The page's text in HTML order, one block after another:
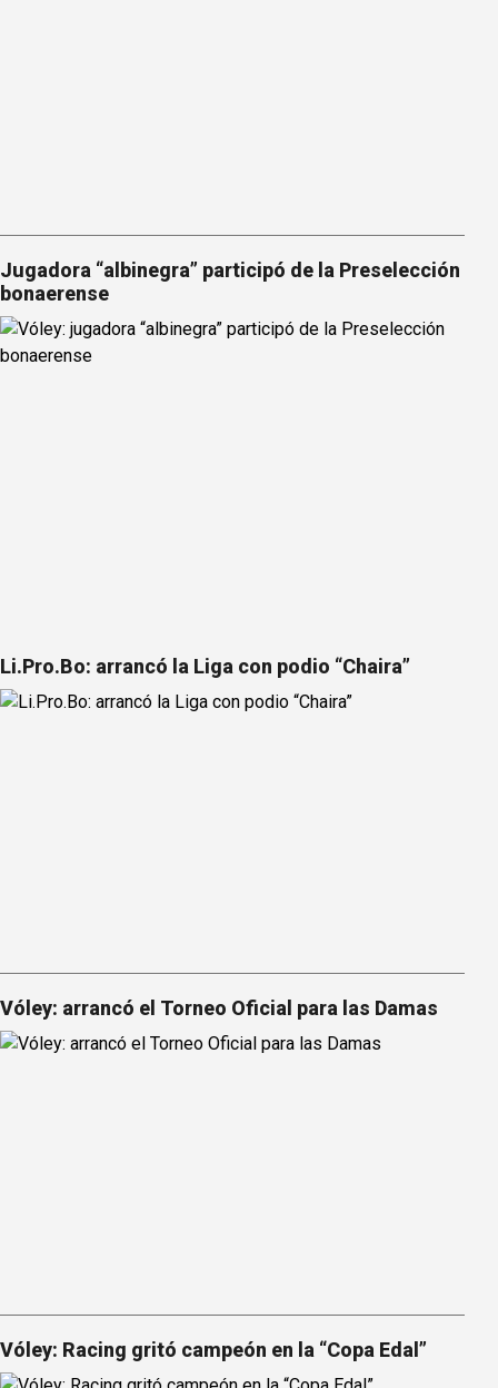
Jugadora “albinegra” participó de la Preselección
bonaerense
Li.Pro.Bo: arrancó la Liga con podio “Chaira”
Vóley: arrancó el Torneo Oficial para las Damas
Vóley: Racing gritó campeón en la “Copa Edal”